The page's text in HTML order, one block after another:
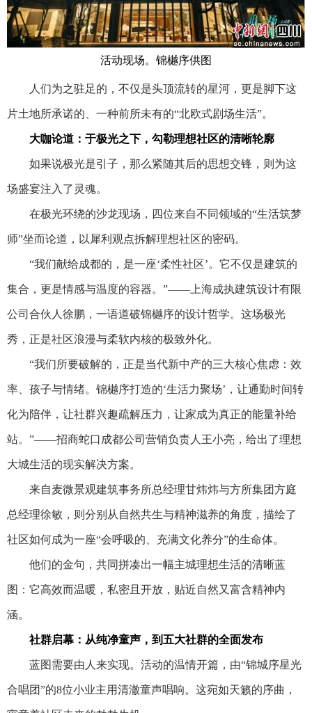
活动现场。锦樾序供图
人们为之驻足的，不仅是头顶流转的星河，更是脚下这
片土地所承诺的、一种前所未有的“北欧式剧场生活”。
大咖论道：于极光之下，勾勒理想社区的清晰轮廓
如果说极光是引子，那么紧随其后的思想交锋，则为这
场盛宴注入了灵魂。
在极光环绕的沙龙现场，四位来自不同领域的“生活筑梦
师”坐而论道，以犀利观点拆解理想社区的密码。
“我们献给成都的，是一座‘柔性社区’。它不仅是建筑的
集合，更是情感与温度的容器。”——上海成执建筑设计有限
公司合伙人徐鹏，一语道破锦樾序的设计哲学。这场极光
秀，正是社区浪漫与柔软内核的极致外化。
“我们所要破解的，正是当代新中产的三大核心焦虑：效
率、孩子与情绪。锦樾序打造的‘生活力聚场’，让通勤时间转
化为陪伴，让社群兴趣疏解压力，让家成为真正的能量补给
站。”——招商蛇口成都公司营销负责人王小亮，给出了理想
大城生活的现实解决方案。
来自麦微景观建筑事务所总经理甘炜炜与方所集团方庭
总经理徐敏，则分别从自然共生与精神滋养的角度，描绘了
社区如何成为一座“会呼吸的、充满文化养分”的生命体。
他们的金句，共同拼凑出一幅主城理想生活的清晰蓝
图：它高效而温暖，私密且开放，贴近自然又富含精神内
涵。
社群启幕：从纯净童声，到五大社群的全面发布
蓝图需要由人来实现。活动的温情开篇，由“锦城序星光
合唱团”的8位小业主用清澈童声唱响。这宛如天籁的序曲，